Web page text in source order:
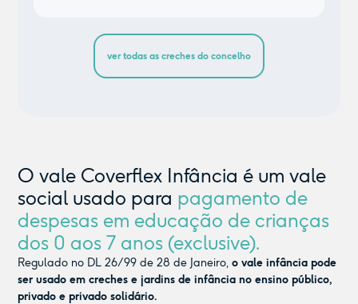
ver todas as creches do concelho
O vale Coverflex Infância é um vale
social usado para pagamento de
despesas em educação de crianças
dos 0 aos 7 anos (exclusive).
Regulado no DL 26/99 de 28 de Janeiro,o vale infância pode
ser usado em creches e jardins de infância no ensino público,
privado e privado solidário.